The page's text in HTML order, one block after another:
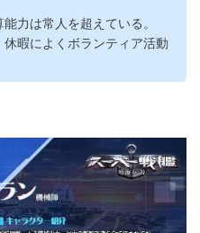
力は常人を超えている。
暇によくボランティア活動